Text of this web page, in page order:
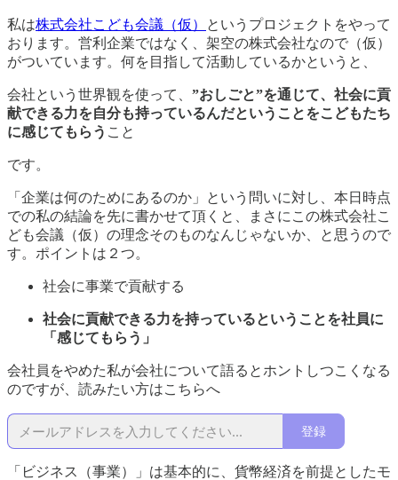
私は株式会社こども会議（仮）
というプロジェクトをやって
おります。営利企業ではなく、架空の株式会社なので（仮）
がついています。何を目指して活動しているかというと、
会社という世界観を使って、 ”おしごと”を通じて、社会に貢
献できる力を自分も持っているんだということをこどもたち
に感じてもらう こと
です。
「企業は何のためにあるのか」という問いに対し、本日時点
での私の結論を先に書かせて頂くと、まさにこの株式会社こ
ども会議（仮）の理念そのものなんじゃないか、と思うので
す。ポイントは２つ。
社会に事業で貢献する
社会に貢献できる力を持っているということを社員に
「感じてもらう」
会社員をやめた私が会社について語るとホントしつこくなる
のですが、読みたい方はこちらへ
登録
「ビジネス（事業）」は基本的に、貨幣経済を前提としたモ